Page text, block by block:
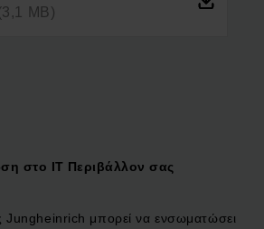
MB)
στο IT Περιβάλλον σας
Jungheinrich μπορεί να ενσωματώσει